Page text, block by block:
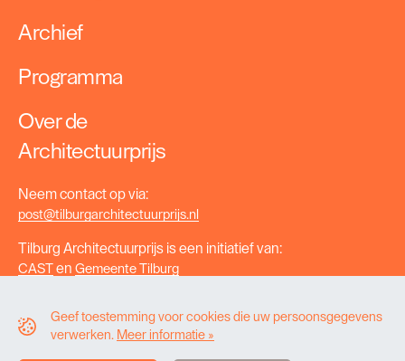
Geef toestemming voor cookies die uw persoonsgegevens
verwerken. Meer informatie »
Archief
Programma
Over de
Architectuurprijs
Neem contact op via:
post@tilburgarchitectuurprijs.nl
Tilburg Architectuurprijs is een initiatief van:
CAST en Gemeente Tilburg
Copyright CAST